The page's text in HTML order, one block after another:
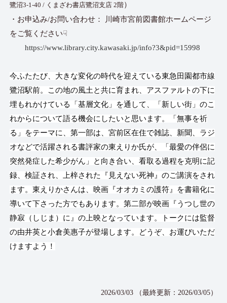
鷺沼3-1-40 / くまざわ書店鷺沼支店 2階）
・お申込み/お問い合わせ： 川崎市宮前図書館ホームページ
をご覧ください☟
https://www.library.city.kawasaki.jp/info?3&pid=15998
今ふたたび、大きな変化の時代を迎えている東急田園都市線
鷺沼駅前。この地の風土と共に育まれ、アスファルトの下に
埋もれかけている「基層文化」を通して、「新しい街」のこ
れからについて語る機会にしたいと思います。「無事を祈
る」をテーマに、第一部は、宮前区在住で雑誌、新聞、ラジ
オなどで活躍される書評家の東えりか氏が、「最愛の伴侶に
突然発症した希少がん」と向き合い、看取る過程を克明に記
録、検証され、上梓された『見えない死神』のご講演をされ
ます。東えりかさんは、映画『オオカミの護符』を書籍化に
導いて下さった方でもあります。第二部が映画『うつし世の
静寂（しじま）に』の上映となっています。トークには監督
の由井英と小倉美惠子が登場します。どうぞ、お運びいただ
けますよう！
2026/03/03 （最終更新：2026/03/05）